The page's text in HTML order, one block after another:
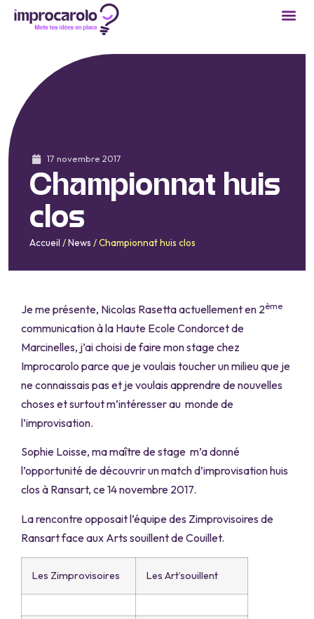
17 novembre 2017
Championnat huis
clos
Accueil /News /Championnat huis clos
Je me présente, Nicolas Rasetta actuellement en 2ème
communication à la Haute Ecole Condorcet de
Marcinelles, j’ai choisi de faire mon stage chez
Improcarolo parce que je voulais toucher un milieu que je
ne connaissais pas et je voulais apprendre de nouvelles
choses et surtout m’intéresser au monde de
l’improvisation.
Sophie Loisse, ma maître de stage m’a donné
l’opportunité de découvrir un match d’improvisation huis
clos à Ransart, ce 14 novembre 2017.
La rencontre opposait l’équipe des Zimprovisoires de
Ransart face aux Arts souillent de Couillet.
Les Zimprovisoires Les Art’souillent